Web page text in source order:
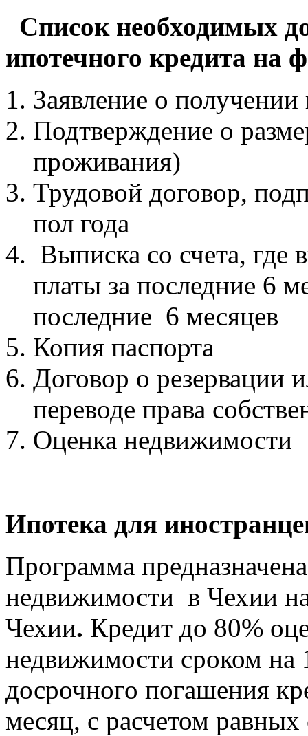
Список необходимых
ипотечного кредита на
Заявление о
Подтверждение о
проживания)
Трудовой договор,
пол года
Выписка со счета, где
платы за последние 6
последние 6 месяцев
Копия паспорта
Договор о резервации
переводе права
Оценка недвижимости
Ипотека для
Программа
недвижимости в Чехии
Чехии. Кредит до 80%
недвижимости сроком на
досрочного погашения
месяц, с расчетом